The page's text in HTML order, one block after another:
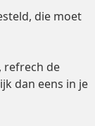
die moet
refrech de
dan eens in je